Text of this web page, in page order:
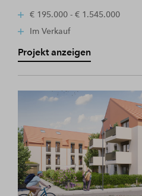
€ 195.000 - € 1.545.000
Im Verkauf
Projekt anzeigen